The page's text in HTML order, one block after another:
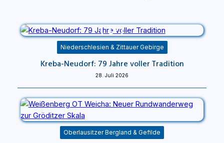
Niederschlesien & Zittauer Gebirge
Kreba-Neudorf: 79 Jahre voller Tradition
28. Juli 2026
Oberlausitzer Bergland & Gefilde